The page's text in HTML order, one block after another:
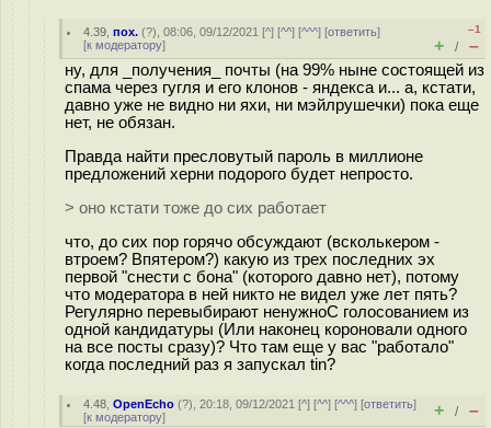
4.39 ,пох. (?), 08:06, 09/12/2021 [^] [^^] [^^^] [ответить]
[к модератору]
–1
+ / –
ну, для _получения_ почты (на 99% ныне состоящей из
спама через гугля и его клонов - яндекса и... а, кстати,
давно уже не видно ни яхи, ни мэйлрушечки) пока еще
нет, не обязан.
Правда найти пресловутый пароль в миллионе
предложений херни подорого будет непросто.
> оно кстати тоже до сих работает
что, до сих пор горячо обсуждают (всколькером -
втроем? Впятером?) какую из трех последних эх
первой "снести с бона" (которого давно нет), потому
что модератора в ней никто не видел уже лет пять?
Регулярно перевыбирают ненужноC голосованием из
одной кандидатуры (Или наконец короновали одного
на все посты сразу)? Что там еще у вас "работало"
когда последний раз я запускал tin?
4.48 ,OpenEcho (?), 20:18, 09/12/2021 [^] [^^] [^^^] [ответить]
[к модератору] + / –